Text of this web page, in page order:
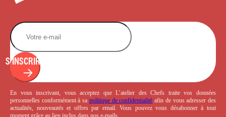
S'INSCRIRE
En vous inscrivant, vous acceptez que L’atelier des Chefs traite vos données
personnelles conformément à sa politique de confidentialité afin de vous adresser des
actualités, nouveautés et offres par email. Vous pouvez vous désabonner à tout
moment grâce au lien inclus dans nos e-mails.